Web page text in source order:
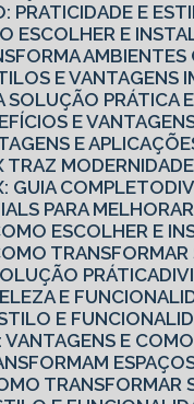
PRATICIDADE E
ESCOLHER E
E VANTAGENS
SOLUÇÃO
E
E
TRAZ
GUIA COMPLETO
PARA
ESCOLHER E
PRÁTICA
E
E
VANTAGENS E